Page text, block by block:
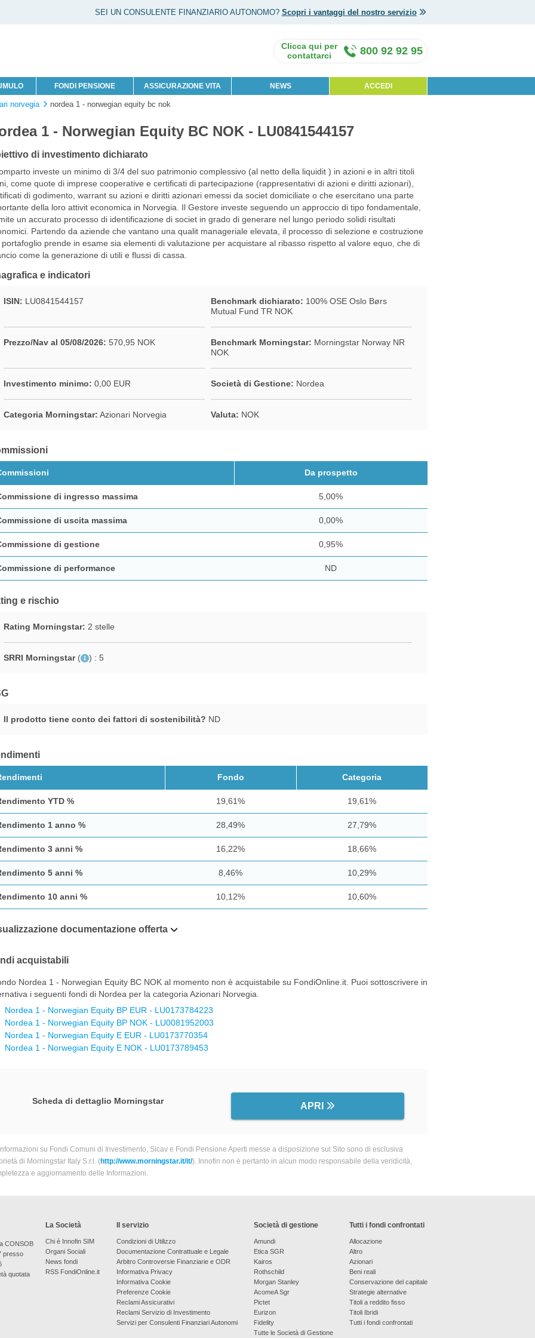
SEI UN CONSULENTE FINANZIARIO AUTONOMO? Scopri i vantaggi del nostro servizio
FONDI PENSIONE ASSICURAZIONE VITA NEWS ACCEDI
800 92 92 95
norvegia nordea 1 - norwegian equity bc nok
1 - Norwegian Equity BC NOK - LU0841544157
di investimento dichiarato
investe un minimo di 3/4 del suo patrimonio complessivo (al netto della liquidit ) in azioni e in altri titoli
come quote di imprese cooperative e certificati di partecipazione (rappresentativi di azioni e diritti azionari),
di godimento, warrant su azioni e diritti azionari emessi da societ domiciliate o che esercitano una parte
della loro attivit economica in Norvegia. Il Gestore investe seguendo un approccio di tipo fondamentale,
un accurato processo di identificazione di societ in grado di generare nel lungo periodo solidi risultati
Partendo da aziende che vantano una qualit manageriale elevata, il processo di selezione e costruzione
portafoglio prende in esame sia elementi di valutazione per acquistare al ribasso rispetto al valore equo, che di
come la generazione di utili e flussi di cassa.
e indicatori
ISIN: LU0841544157 Benchmark dichiarato: 100% OSE Oslo Børs
Mutual Fund TR NOK
Prezzo/Nav al 05/08/2026: 570,95 NOK Benchmark Morningstar: Morningstar Norway NR
NOK
Investimento minimo: 0,00 EUR Società di Gestione: Nordea
Categoria Morningstar: Azionari Norvegia Valuta: NOK
Da prospetto
di ingresso massima 5,00%
di uscita massima 0,00%
di gestione 0,95%
di performance ND
e rischio
Rating Morningstar: 2 stelle
SRRI Morningstar ( ) : 5
Il prodotto tiene conto dei fattori di sostenibilità? ND
Fondo Categoria
YTD % 19,61% 19,61%
1 anno % 28,49% 27,79%
3 anni % 16,22% 18,66%
5 anni % 8,46% 10,29%
10 anni % 10,12% 10,60%
documentazione offerta
acquistabili
Nordea 1 - Norwegian Equity BC NOK al momento non è acquistabile su FondiOnline.it. Puoi sottoscrivere in
i seguenti fondi di Nordea per la categoria Azionari Norvegia.
Nordea 1 - Norwegian Equity BP EUR - LU0173784223
Nordea 1 - Norwegian Equity BP NOK - LU0081952003
Nordea 1 - Norwegian Equity E EUR - LU0173770354
Nordea 1 - Norwegian Equity E NOK - LU0173789453
Scheda di dettaglio Morningstar APRI
su Fondi Comuni di Investimento, Sicav e Fondi Pensione Aperti messe a disposizione sul Sito sono di esclusiva
di Morningstar Italy S.r.l. (http://www.morningstar.it/it/). Innofin non è pertanto in alcun modo responsabile della veridicità,
e aggiornamento delle Informazioni.
La Società
Chi è Innofin SIM
Organi Sociali
News fondi
RSS FondiOnline.it
Il servizio
Condizioni di Utilizzo
Documentazione Contrattuale e Legale
Arbitro Controversie Finanziarie e ODR
Informativa Privacy
Informativa Cookie
Preferenze Cookie
Reclami Assicurativi
Reclami Servizio di Investimento
Servizi per Consulenti Finanziari Autonomi
Società di gestione
Amundi
Etica SGR
Kairos
Rothschild
Morgan Stanley
AcomeA Sgr
Pictet
Eurizon
Fidelity
Tutte le Società di Gestione
Tutti i fondi confrontati
Allocazione
Altro
Azionari
Beni reali
Conservazione del capitale
Strategie alternative
Titoli a reddito fisso
Titoli Ibridi
Tutti i fondi confrontati
CONSOB
presso
quotata